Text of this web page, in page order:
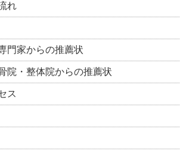
れ
門家からの推薦状
院・整体院からの推薦状
ス